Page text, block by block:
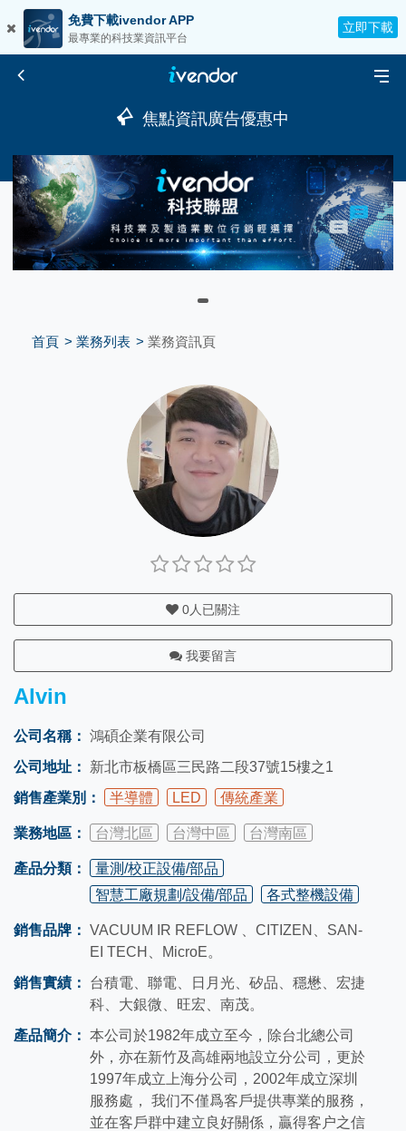
免費下載ivendor APP
最專業的科技業資訊平台
立即下載
焦點資訊廣告優惠中
首頁 業務列表 業務資訊頁
0人已關注
我要留言
Alvin
公司名稱： 鴻碩企業有限公司
公司地址：
新北市板橋區三民路二段37號15樓之1
銷售產業別：
半導體 LED 傳統產業
業務地區： 台灣北區 台灣中區 台灣南區
產品分類：
量測/校正設備/部品
智慧工廠規劃/設備/部品
各式整機設備
銷售品牌： VACUUM IR REFLOW 、CITIZEN、SAN-
EI TECH、MicroE。
銷售實績：
台積電、聯電、日月光、矽品、穩懋、宏捷
科、大銀微、旺宏、南茂。
產品簡介： 本公司於1982年成立至今，除台北總公司
外，亦在新竹及高雄兩地設立分公司，更於
1997年成立上海分公司，2002年成立深圳
服務處， 我们不僅爲客戶提供專業的服務，
並在客戶群中建立良好關係，贏得客户之信